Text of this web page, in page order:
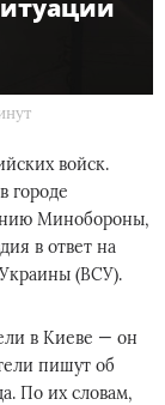
войск.
городе
Минобороны,
в ответ на
(ВСУ).
в Киеве — он
пишут об
По их словам,